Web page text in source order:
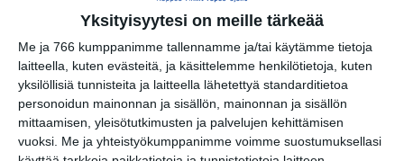
Yksityisyytesi on meille tärkeää
Me ja 766 kumppanimme tallennamme ja/tai käytämme tietoja
laitteella, kuten evästeitä, ja käsittelemme henkilötietoja, kuten
yksilöllisiä tunnisteita ja laitteella lähetettyä standarditietoa
personoidun mainonnan ja sisällön, mainonnan ja sisällön
mittaamisen, yleisötutkimusten ja palvelujen kehittämisen
vuoksi. Me ja yhteistyökumppanimme voimme suostumuksellasi
Joka v*tun keskiviikko -
stand up -klubi (Stand-up
/ Improvisaatio)
Paikka:Semifinal
Tuleva ajankohta:
ke 2.9.2026 klo 18:00(+4 muuta)| Hinta: 15 / 10
BILJARDI
BRUNSSI